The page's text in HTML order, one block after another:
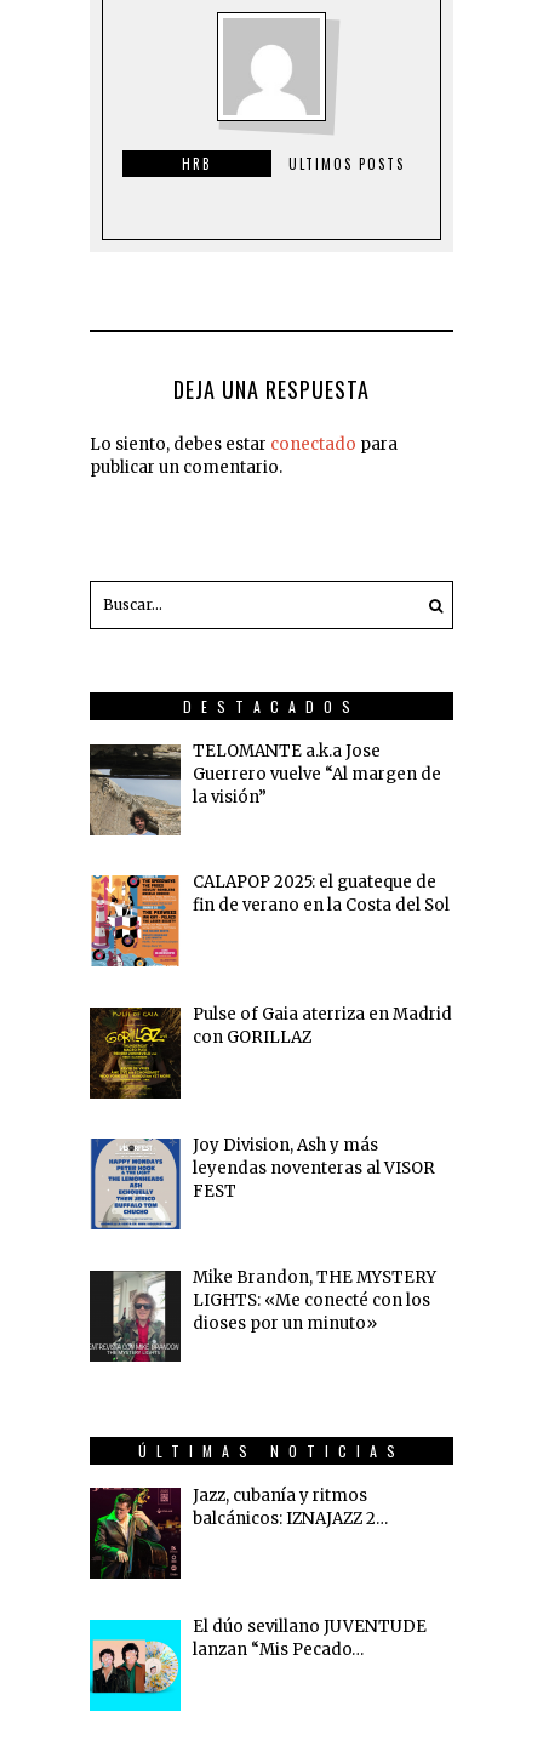
HRB ULTIMOS POSTS
DEJA UNA RESPUESTA
Lo siento, debes estar conectado para
publicar un comentario.
DESTACADOS
TELOMANTE a.k.a Jose
Guerrero vuelve “Al margen de
la visión”
CALAPOP 2025: el guateque de
fin de verano en la Costa del Sol
Pulse of Gaia aterriza en Madrid
con GORILLAZ
Joy Division, Ash y más
leyendas noventeras al VISOR
FEST
Mike Brandon, THE MYSTERY
LIGHTS: «Me conecté con los
dioses por un minuto»
ÚLTIMAS NOTICIAS
Jazz, cubanía y ritmos
balcánicos: IZNAJAZZ 2…
El dúo sevillano JUVENTUDE
lanzan “Mis Pecado…